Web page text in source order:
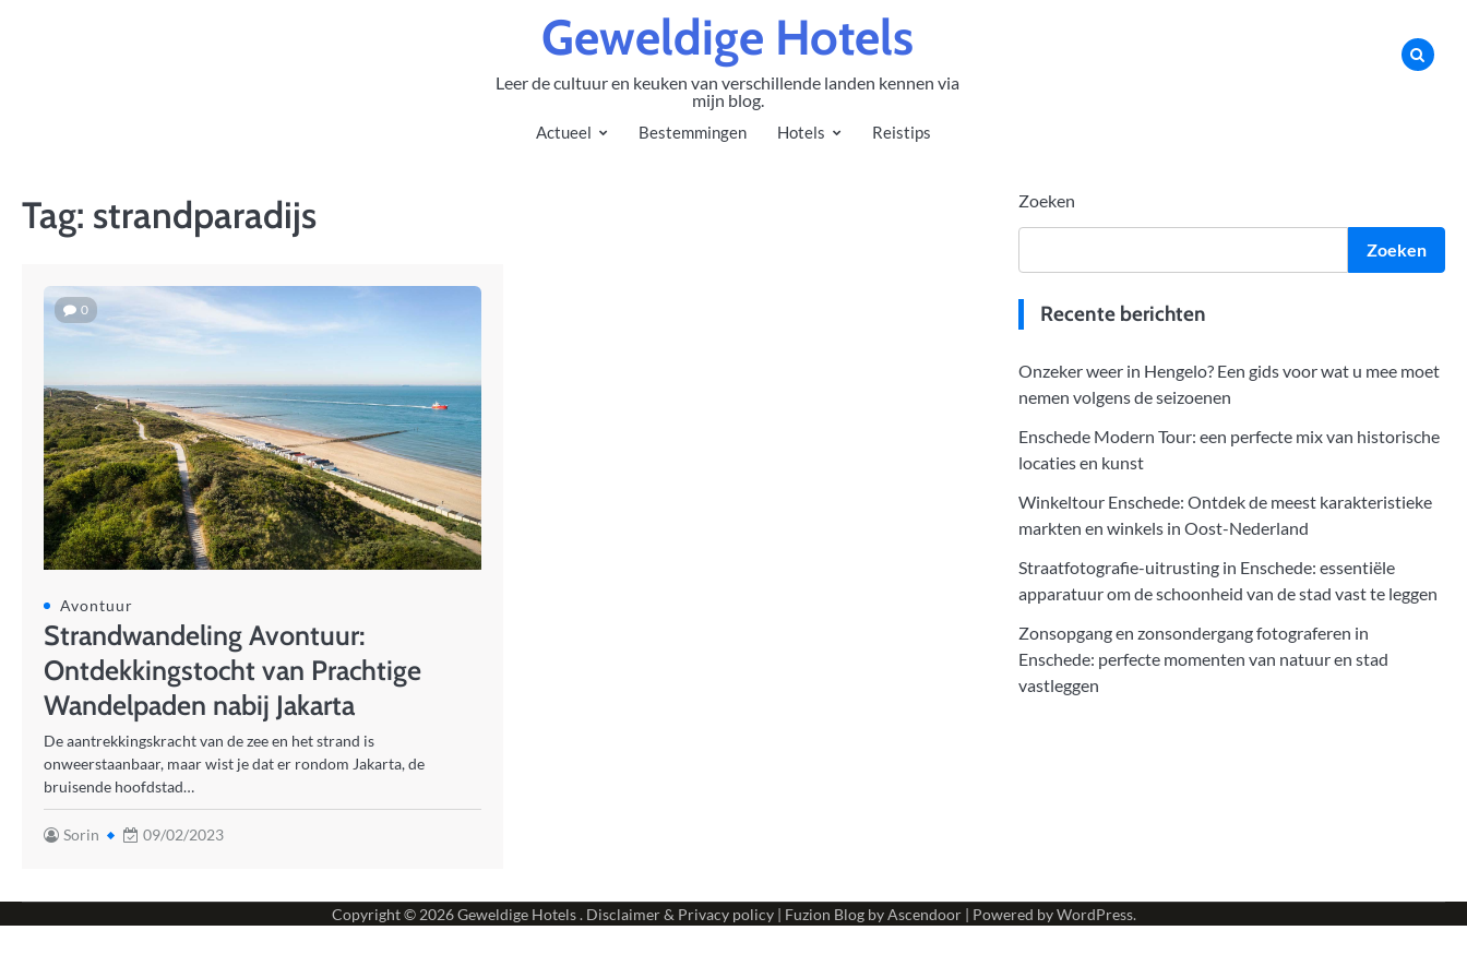
Geweldige Hotels
Leer de cultuur en keuken van verschillende landen kennen via
mijn blog.
Actueel Bestemmingen Hotels Reistips
Tag: strandparadijs
0
Avontuur
Strandwandeling Avontuur:
Ontdekkingstocht van Prachtige
Wandelpaden nabij Jakarta
De aantrekkingskracht van de zee en het strand is
onweerstaanbaar, maar wist je dat er rondom Jakarta, de
bruisende hoofdstad…
Sorin 09/02/2023
Zoeken
Zoeken
Recente berichten
Onzeker weer in Hengelo? Een gids voor wat u mee moet
nemen volgens de seizoenen
Enschede Modern Tour: een perfecte mix van historische
locaties en kunst
Winkeltour Enschede: Ontdek de meest karakteristieke
markten en winkels in Oost-Nederland
Straatfotografie-uitrusting in Enschede: essentiële
apparatuur om de schoonheid van de stad vast te leggen
Zonsopgang en zonsondergang fotograferen in
Enschede: perfecte momenten van natuur en stad
vastleggen
Copyright © 2026Geweldige Hotels. Disclaimer & Privacy policy| Fuzion Blog byAscendoor| Powered byWordPress.